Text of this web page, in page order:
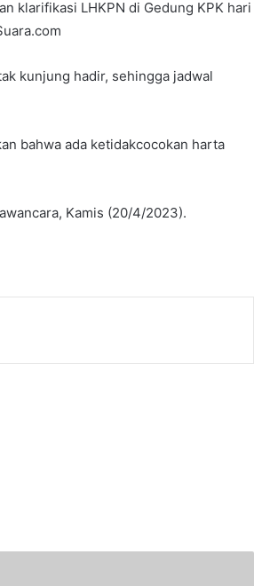
klarifikasi LHKPN di Gedung KPK hari
kunjung hadir, sehingga jadwal
bahwa ada ketidakcocokan harta
Kamis (20/4/2023).